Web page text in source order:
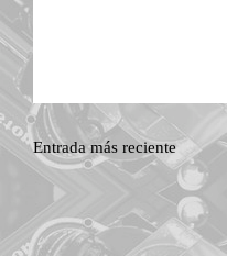
Entrada más reciente